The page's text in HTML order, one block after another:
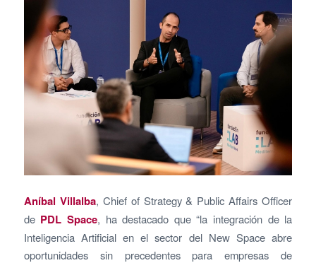
Aníbal Villalba, Chief of Strategy & Public Affairs Officer
de PDL Space, ha destacado que “la integración de la
Inteligencia Artificial en el sector del New Space abre
oportunidades sin precedentes para empresas de